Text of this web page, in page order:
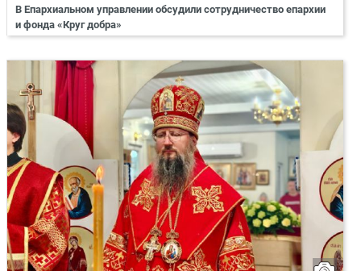
В Епархиальном управлении обсудили сотрудничество епархии
и фонда «Круг добра»